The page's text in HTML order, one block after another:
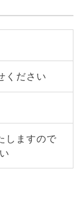
ください
しますので